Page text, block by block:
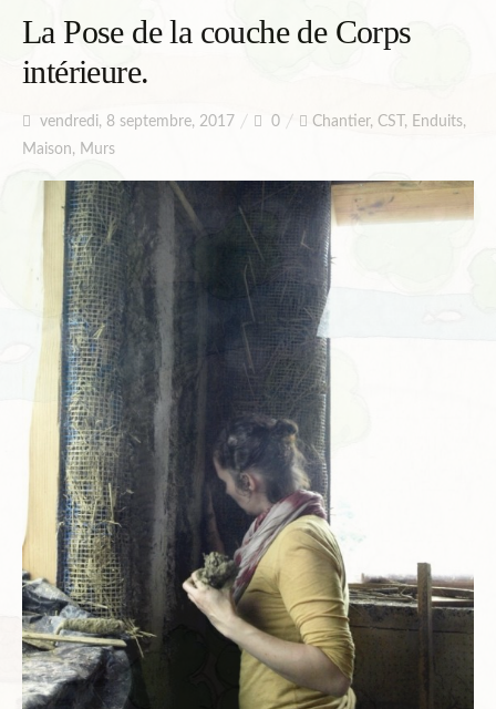
La Pose de la couche de Corps
intérieure.
vendredi, 8 septembre, 2017 0 Chantier, CST , Enduits,
Maison, Murs